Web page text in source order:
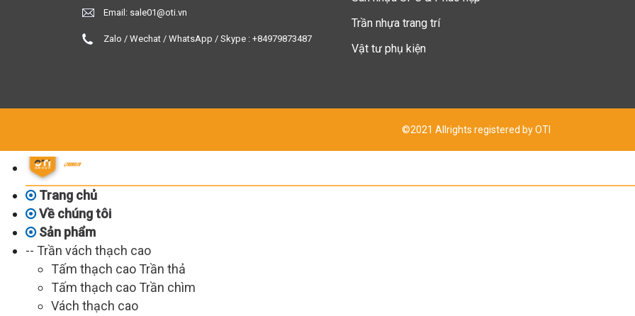
Email: sale01@oti.vn
Zalo / Wechat / WhatsApp / Skype : +84979873487
Trần nhựa trang trí
Vật tư phụ kiện
©2021 Allrights registered by OTI
Trang chủ
Về chúng tôi
Sản phẩm
-- Trần vách thạch cao
Tấm thạch cao Trần thả
Tấm thạch cao Trần chìm
Vách thạch cao